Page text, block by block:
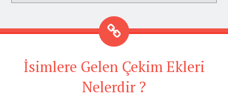
İsimlere Gelen Çekim Ekleri
Nelerdir ?